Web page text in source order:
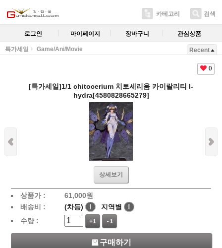
카테고리 검색
로그인 마이페이지 장바구니 관심상품
특가세일 Game/Ani/Movie Recent
0
[특가세일]1/1 chitocerium 치토세리움 카이랄리티 I-
hydra[4580828665279]
상세보기
상품가 : 61,000원
배송비 :
(차등) ! 지역별
!
수량 :
+1 -1
구매하기